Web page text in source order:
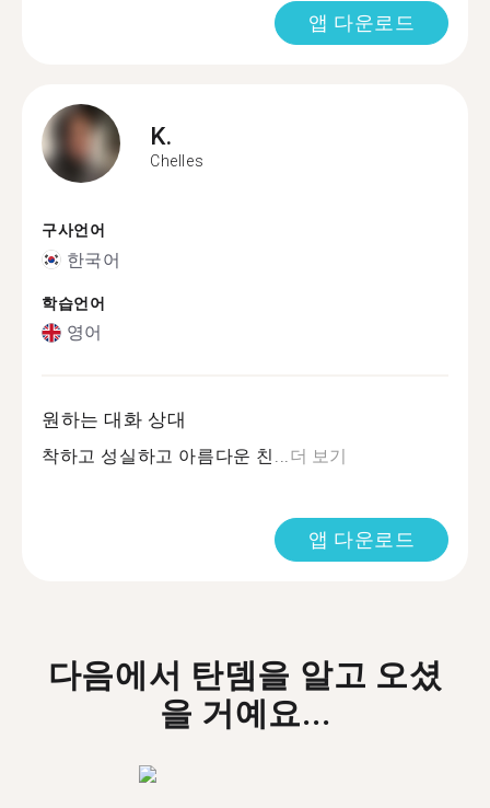
앱 다운로드
K.
Chelles
구사언어
한국어
학습언어
영어
원하는 대화 상대
착하고 성실하고 아름다운 친...더 보기
앱 다운로드
다음에서 탄뎀을 알고 오셨
을 거예요...